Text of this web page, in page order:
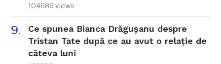
104686 views
Ce spunea Bianca Drăgușanu despre
Tristan Tate după ce au avut o relație de
câteva luni